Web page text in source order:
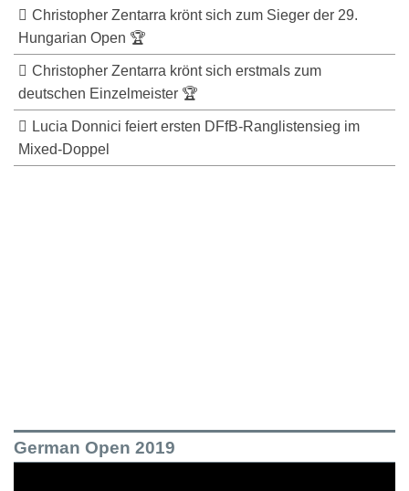
Christopher Zentarra krönt sich zum Sieger der 29.
Hungarian Open 🏆
Christopher Zentarra krönt sich erstmals zum
deutschen Einzelmeister 🏆
Lucia Donnici feiert ersten DFfB-Ranglistensieg im
Mixed-Doppel
German Open 2019